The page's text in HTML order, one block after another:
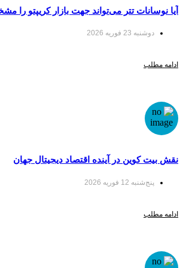
آیا نوسانات تتر می‌تواند جهت بازار کریپتو را
دوشنبه 23 فوریه 2026
ادامه مطلب
نقش بیت کوین در آینده اقتصاد دیجیتال جهان
پنج‌شنبه 12 فوریه 2026
ادامه مطلب